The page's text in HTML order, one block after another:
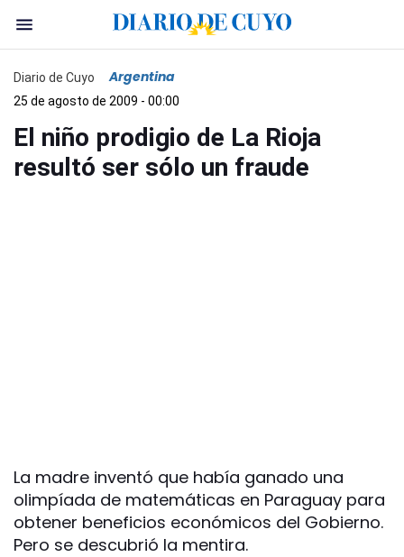
Diario de Cuyo Argentina
25 de agosto de 2009 - 00:00
El niño prodigio de La Rioja
resultó ser sólo un fraude
La madre inventó que había ganado una
olimpíada de matemáticas en Paraguay para
obtener beneficios económicos del Gobierno.
Pero se descubrió la mentira.